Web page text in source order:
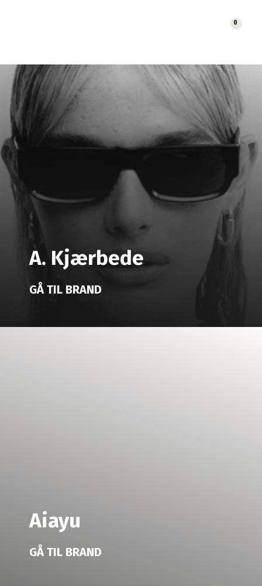
0
A. Kjærbede
GÅ TIL BRAND
Aiayu
GÅ TIL BRAND